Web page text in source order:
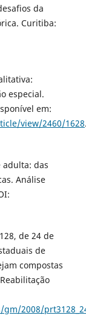
da
Curitiba:
especial.
em:
view/2460/1628
adulta: das
Análise
de 24 de
de
compostas
2008/